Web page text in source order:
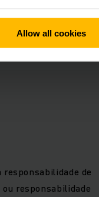
Allow all cookies
de
responsabilidade